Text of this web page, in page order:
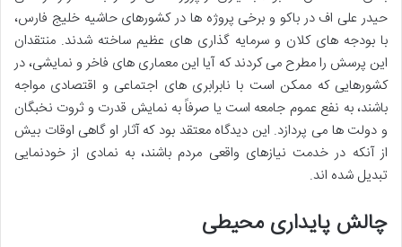
حیدر علی اف در باکو و برخی پروژه ها در کشورهای حاشیه خلیج فارس،
با بودجه های کلان و سرمایه گذاری های عظیم ساخته شدند. منتقدان
این پرسش را مطرح می کردند که آیا این معماری های فاخر و نمایشی، در
کشورهایی که ممکن است با نابرابری های اجتماعی و اقتصادی مواجه
باشند، به نفع عموم جامعه است یا صرفاً به نمایش قدرت و ثروت نخبگان
و دولت ها می پردازد. این دیدگاه معتقد بود که آثار او گاهی اوقات بیش
از آنکه در خدمت نیازهای واقعی مردم باشند، به نمادی از خودنمایی
تبدیل شده اند.
چالش پایداری محیطی